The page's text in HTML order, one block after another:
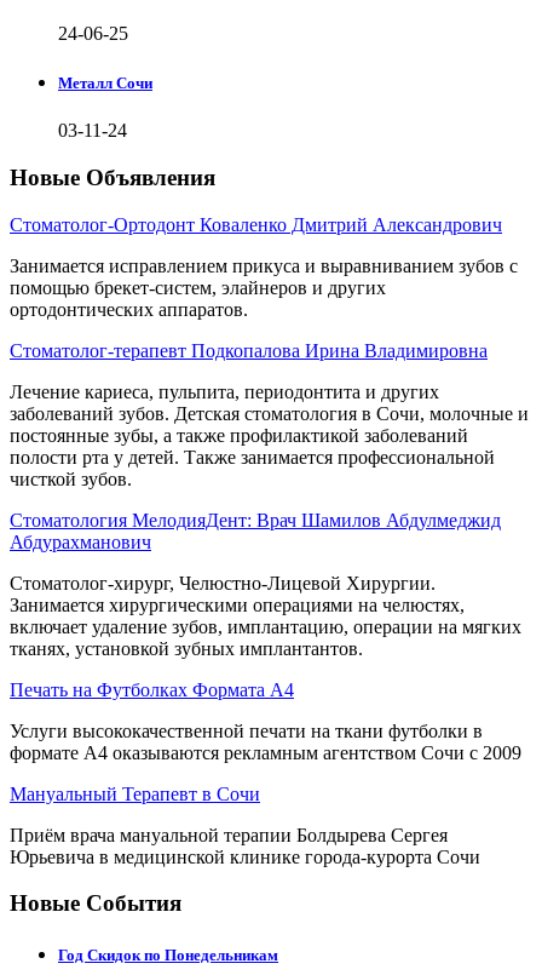
24-06-25
Металл Сочи
03-11-24
Новые Объявления
Стоматолог-Ортодонт Коваленко Дмитрий Александрович
Занимается исправлением прикуса и выравниванием зубов с
помощью брекет-систем, элайнеров и других
ортодонтических аппаратов.
Стоматолог-терапевт Подкопалова Ирина Владимировна
Лечение кариеса, пульпита, периодонтита и других
заболеваний зубов. Детская стоматология в Сочи, молочные и
постоянные зубы, а также профилактикой заболеваний
полости рта у детей. Также занимается профессиональной
чисткой зубов.
Стоматология МелодияДент: Врач Шамилов Абдулмеджид
Абдурахманович
Стоматолог-хирург, Челюстно-Лицевой Хирургии.
Занимается хирургическими операциями на челюстях,
включает удаление зубов, имплантацию, операции на мягких
тканях, установкой зубных имплантантов.
Печать на Футболках Формата А4
Услуги высококачественной печати на ткани футболки в
формате А4 оказываются рекламным агентством Сочи с 2009
Мануальный Терапевт в Сочи
Приём врача мануальной терапии Болдырева Сергея
Юрьевича в медицинской клинике города-курорта Сочи
Новые События
Год Скидок по Понедельникам